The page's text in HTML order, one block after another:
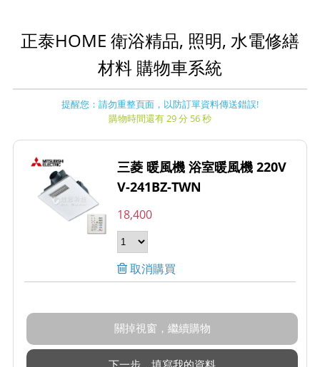
正泰HOME 衛浴精品, 照明, 水電修繕
材料 購物車系統
提醒您：請勿重整頁面，以防訂單資料傳送錯誤!
購物時間還有 29 分 56 秒
三菱 暖風機 浴室暖風機 220V
V-241BZ-TWN
18,400
取消購買